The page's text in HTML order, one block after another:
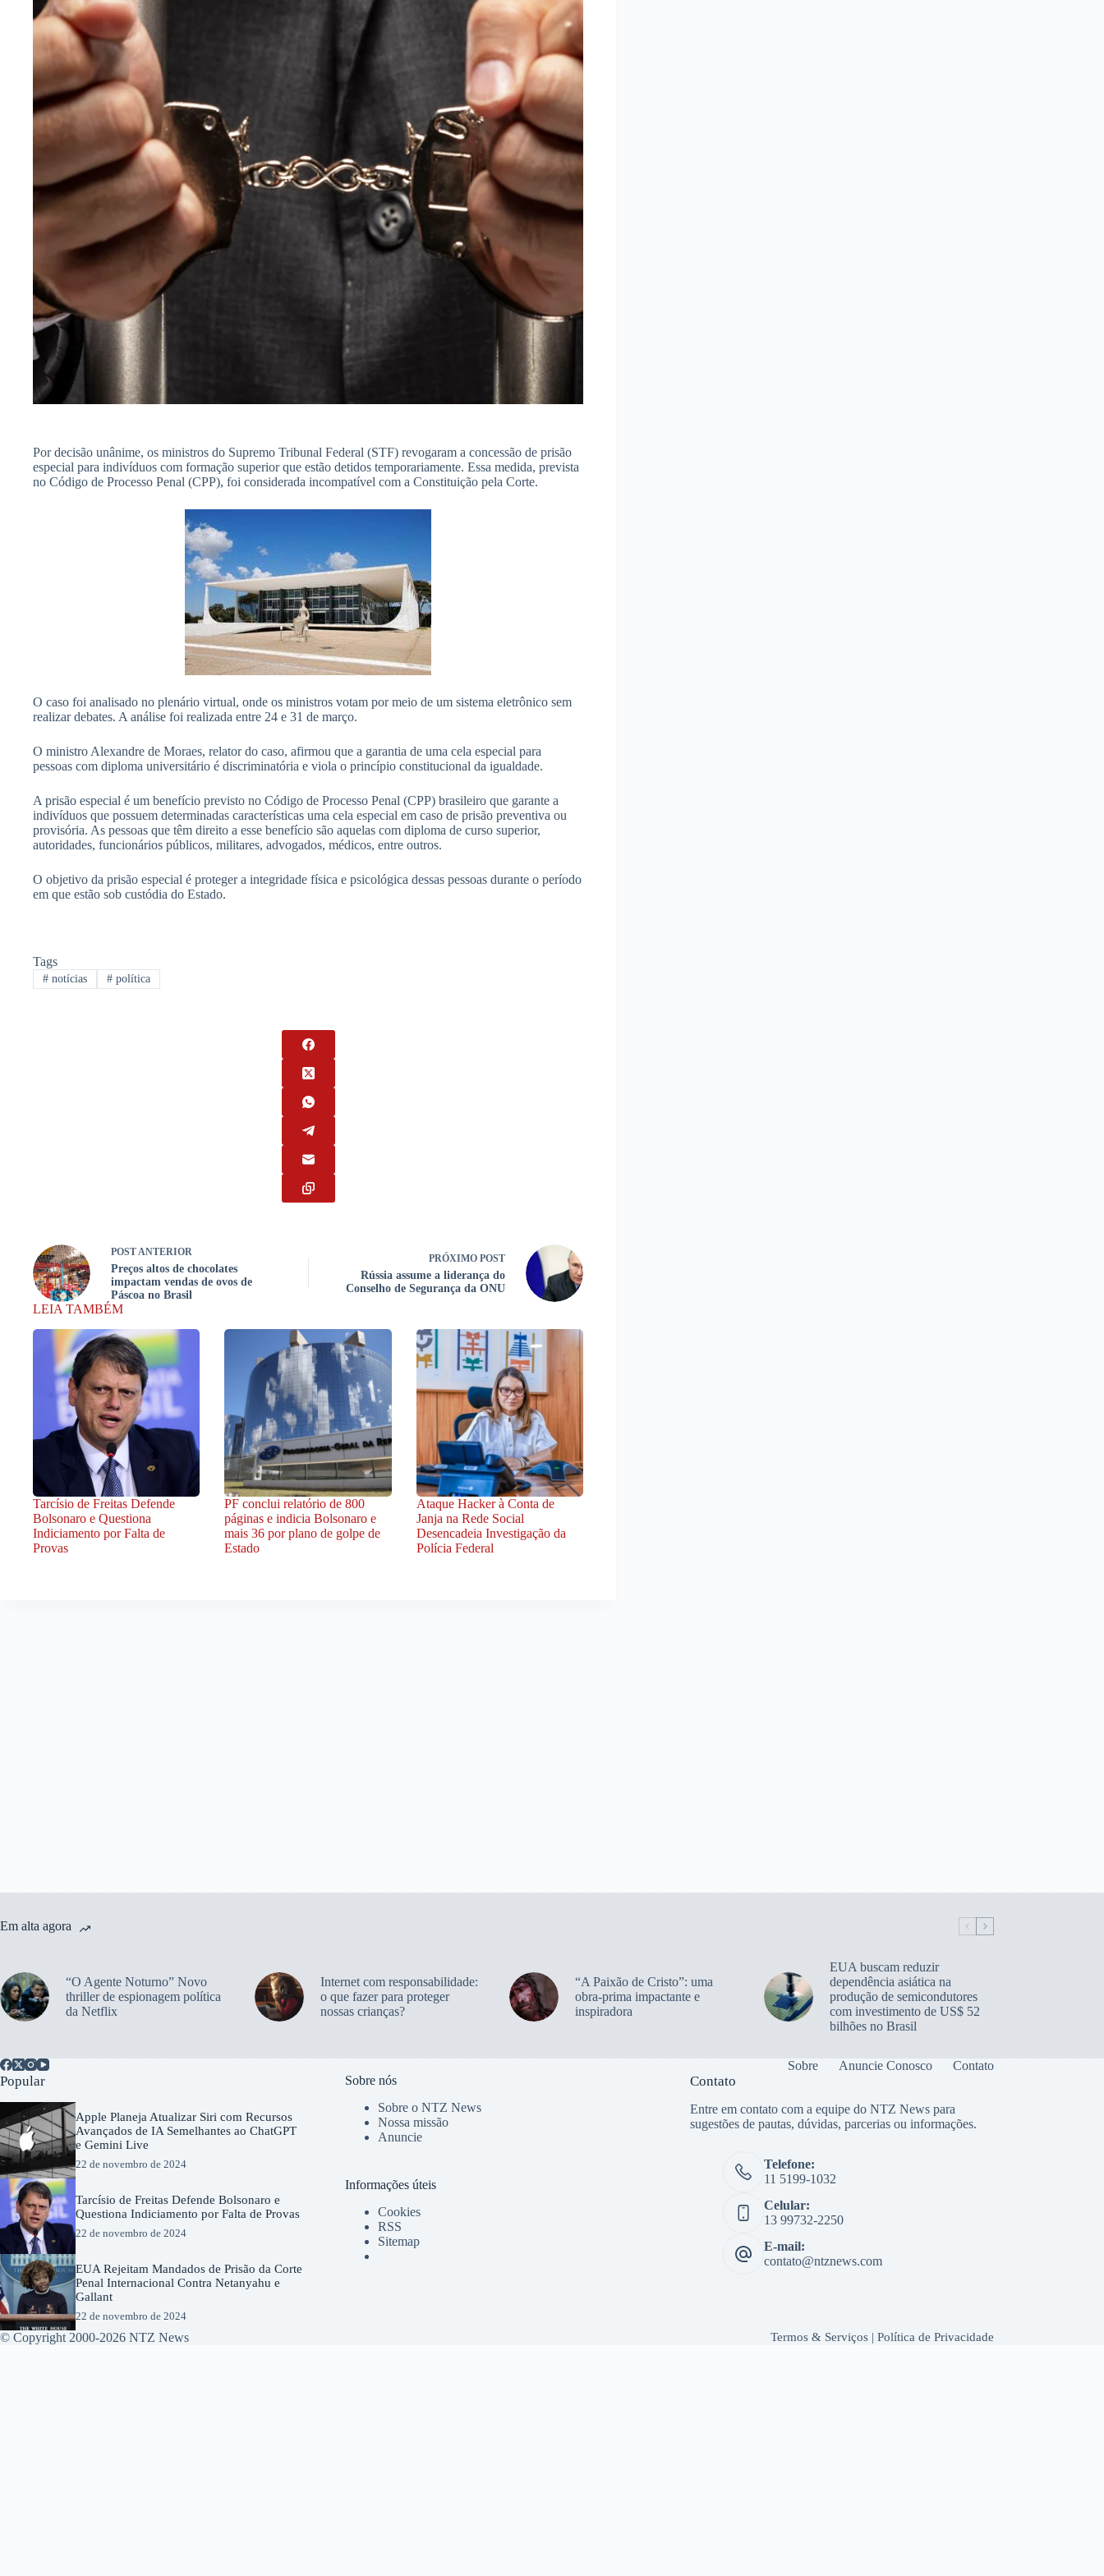
Por decisão unânime, os ministros do Supremo Tribunal Federal (STF) revogaram a concessão de prisão
especial para indivíduos com formação superior que estão detidos temporariamente. Essa medida, prevista
no Código de Processo Penal (CPP), foi considerada incompatível com a Constituição pela Corte.
O caso foi analisado no plenário virtual, onde os ministros votam por meio de um sistema eletrônico sem
realizar debates. A análise foi realizada entre 24 e 31 de março.
O ministro Alexandre de Moraes, relator do caso, afirmou que a garantia de uma cela especial para
pessoas com diploma universitário é discriminatória e viola o princípio constitucional da igualdade.
A prisão especial é um benefício previsto no Código de Processo Penal (CPP) brasileiro que garante a
indivíduos que possuem determinadas características uma cela especial em caso de prisão preventiva ou
provisória. As pessoas que têm direito a esse benefício são aquelas com diploma de curso superior,
autoridades, funcionários públicos, militares, advogados, médicos, entre outros.
O objetivo da prisão especial é proteger a integridade física e psicológica dessas pessoas durante o período
em que estão sob custódia do Estado.
Tags
#notícias #política
POSTANTERIOR
Preços altos de chocolates
impactam vendas de ovos de
Páscoa no Brasil
PRÓXIMO POST
Rússia assume a liderança do
Conselho de Segurança da ONU
LEIA TAMBÉM
Tarcísio de Freitas Defende
Bolsonaro e Questiona
Indiciamento por Falta de
Provas
PF conclui relatório de 800
páginas e indicia Bolsonaro e
mais 36 por plano de golpe de
Estado
Ataque Hacker à Conta de
Janja na Rede Social
Desencadeia Investigação da
Polícia Federal
Em alta agora
“O Agente Noturno” Novo
thriller de espionagem política
da Netflix
Internet com responsabilidade:
o que fazer para proteger
nossas crianças?
“A Paixão de Cristo”: uma
obra-prima impactante e
inspiradora
EUA buscam reduzir
dependência asiática na
produção de semicondutores
com investimento de US$ 52
bilhões no Brasil
Sobre Anuncie Conosco Contato
Popular
Apple Planeja Atualizar Siri com Recursos
Avançados de IA Semelhantes ao ChatGPT
e Gemini Live
22 de novembro de 2024
Tarcísio de Freitas Defende Bolsonaro e
Questiona Indiciamento por Falta de Provas
22 de novembro de 2024
EUA Rejeitam Mandados de Prisão da Corte
Penal Internacional Contra Netanyahu e
Gallant
22 de novembro de 2024
Sobre nós
Sobre o NTZ News
Nossa missão
Anuncie
Informações úteis
Cookies
RSS
Sitemap
Contato
Entre em contato com a equipe do NTZ News para
sugestões de pautas, dúvidas, parcerias ou informações.
Telefone:
11 5199-1032
Celular:
13 99732-2250
E-mail:
contato@ntznews.com
© Copyright 2000-2026 NTZ News Termos & Serviços| Política de Privacidade